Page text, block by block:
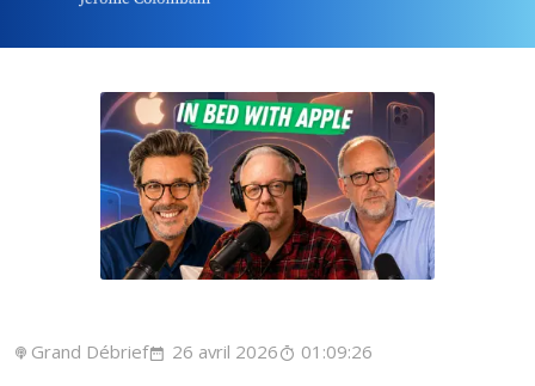
Grand Débrief 26 avril 2026 01:09:26